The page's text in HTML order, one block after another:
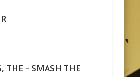
THE – SMASH THE